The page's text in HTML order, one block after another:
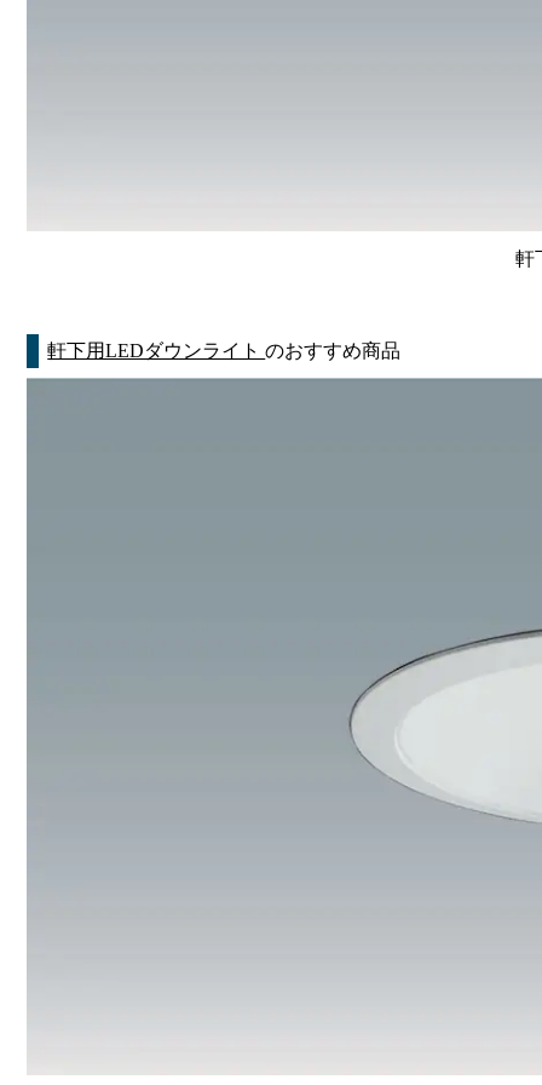
軒
軒下用LEDダウンライトのおすすめ商品